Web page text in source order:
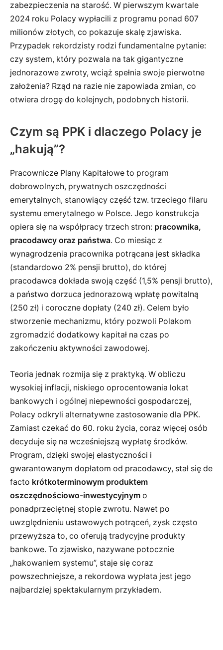
zabezpieczenia na starość. W pierwszym kwartale
2024 roku Polacy wypłacili z programu ponad 607
milionów złotych, co pokazuje skalę zjawiska.
Przypadek rekordzisty rodzi fundamentalne pytanie:
czy system, który pozwala na tak gigantyczne
jednorazowe zwroty, wciąż spełnia swoje pierwotne
założenia? Rząd na razie nie zapowiada zmian, co
otwiera drogę do kolejnych, podobnych historii.
Czym są PPK i dlaczego Polacy je
„hakują”?
Pracownicze Plany Kapitałowe to program
dobrowolnych, prywatnych oszczędności
emerytalnych, stanowiący część tzw. trzeciego filaru
systemu emerytalnego w Polsce. Jego konstrukcja
opiera się na współpracy trzech stron: pracownika,
pracodawcy oraz państwa. Co miesiąc z
wynagrodzenia pracownika potrącana jest składka
(standardowo 2% pensji brutto), do której
pracodawca dokłada swoją część (1,5% pensji brutto),
a państwo dorzuca jednorazową wpłatę powitalną
(250 zł) i coroczne dopłaty (240 zł). Celem było
stworzenie mechanizmu, który pozwoli Polakom
zgromadzić dodatkowy kapitał na czas po
zakończeniu aktywności zawodowej.
Teoria jednak rozmija się z praktyką. W obliczu
wysokiej inflacji, niskiego oprocentowania lokat
bankowych i ogólnej niepewności gospodarczej,
Polacy odkryli alternatywne zastosowanie dla PPK.
Zamiast czekać do 60. roku życia, coraz więcej osób
decyduje się na wcześniejszą wypłatę środków.
Program, dzięki swojej elastyczności i
gwarantowanym dopłatom od pracodawcy, stał się de
facto krótkoterminowym produktem
oszczędnościowo-inwestycyjnym o
ponadprzeciętnej stopie zwrotu. Nawet po
uwzględnieniu ustawowych potrąceń, zysk często
przewyższa to, co oferują tradycyjne produkty
bankowe. To zjawisko, nazywane potocznie
„hakowaniem systemu”, staje się coraz
powszechniejsze, a rekordowa wypłata jest jego
najbardziej spektakularnym przykładem.